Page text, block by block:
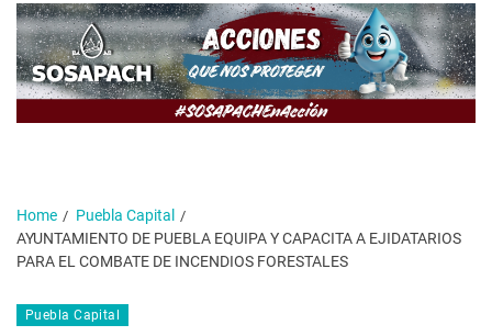
Home
Puebla Capital
AYUNTAMIENTO DE PUEBLA EQUIPA Y CAPACITA A EJIDATARIOS
PARA EL COMBATE DE INCENDIOS FORESTALES
Puebla Capital